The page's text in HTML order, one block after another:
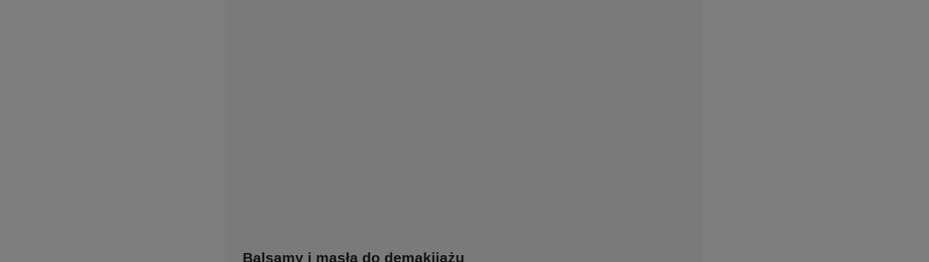
Balsamy i masła do demakijażu